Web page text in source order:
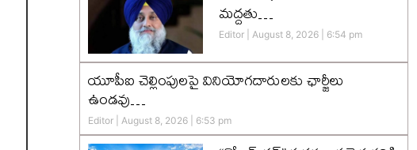
మద్దతు…
Editor August 8, 2026 6:54 pm
యూపీఐ చెల్లింపులపై వినియోగదారులకు ఛార్జీలు
ఉండవు…
Editor August 8, 2026 6:53 pm